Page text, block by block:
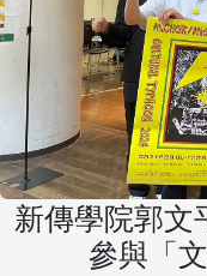
新傳學院郭文
參與「